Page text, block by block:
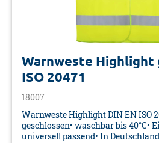
Warnweste Highlight
ISO 20471
18007
Warnweste Highlight DIN EN ISO
geschlossen• waschbar bis 40°C•
universell passend• In